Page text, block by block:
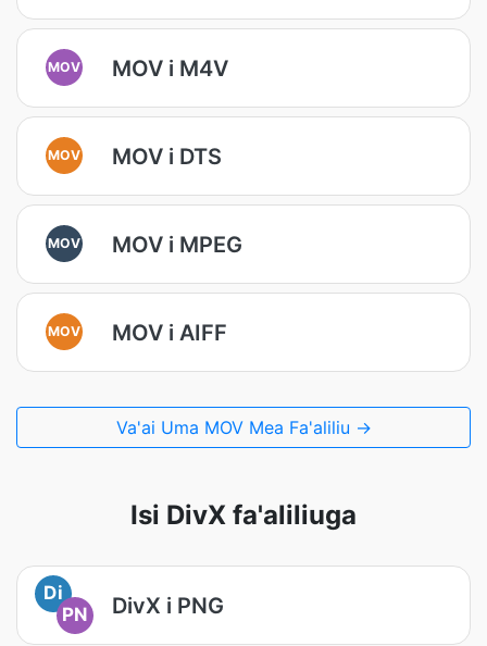
MOV MOV i M4V
MOV MOV i DTS
MOV MOV i MPEG
MOV MOV i AIFF
Va'ai Uma MOV Mea Fa'aliliu →
Isi DivX fa'aliliuga
Di
PN
DivX i PNG